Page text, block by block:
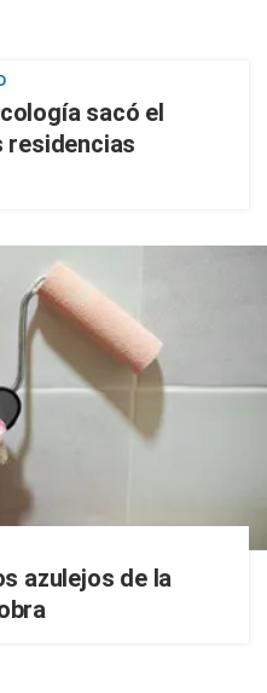
sacó el
residencias
azulejos de la